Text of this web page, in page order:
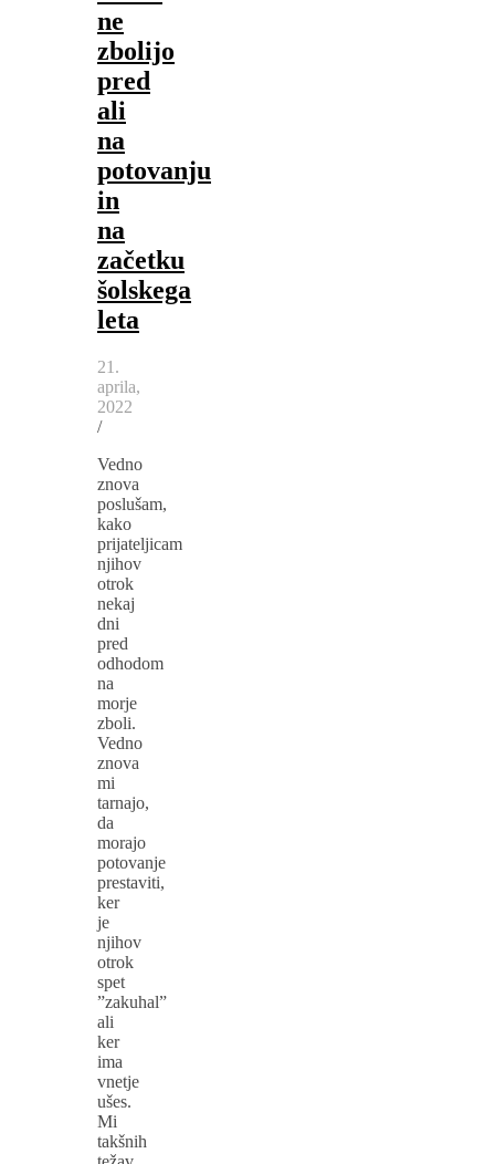
ne
zbolijo
pred
ali
na
potovanju
in
na
začetku
šolskega
leta
21.
aprila,
2022
/
Vedno
znova
poslušam,
kako
prijateljicam
njihov
otrok
nekaj
dni
pred
odhodom
na
morje
zboli.
Vedno
znova
mi
tarnajo,
da
morajo
potovanje
prestaviti,
ker
je
njihov
otrok
spet
”zakuhal”
ali
ker
ima
vnetje
ušes.
Mi
takšnih